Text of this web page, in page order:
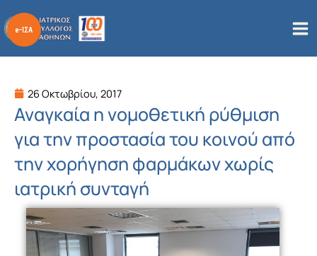
στο
περιεχόμενο
26 Οκτωβρίου, 2017
Αναγκαία η νομοθετική ρύθμιση
για την προστασία του κοινού από
την χορήγηση φαρμάκων χωρίς
ιατρική συνταγή